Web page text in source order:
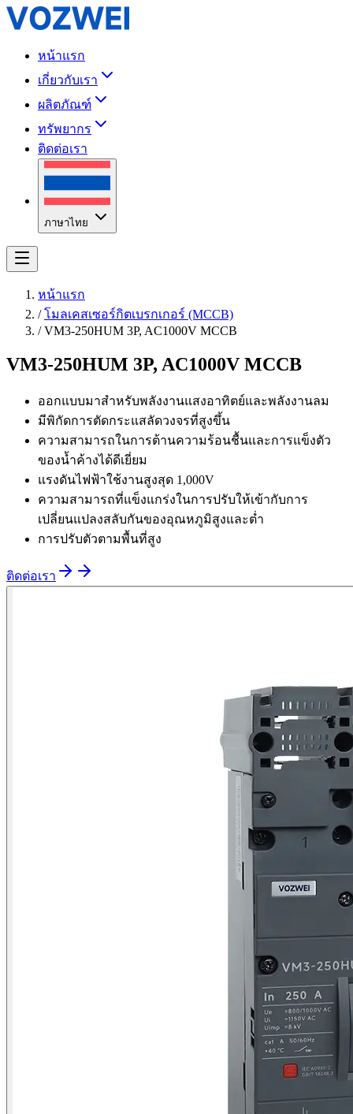
หน้าแรก
เกี่ยวกับเรา
ผลิตภัณฑ์
ทรัพยากร
ติดต่อเรา
ภาษาไทย
หน้าแรก
/โมลเคสเซอร์กิตเบรกเกอร์ (MCCB)
/VM3-250HUM 3P, AC1000V MCCB
VM3-250HUM 3P, AC1000V MCCB
ออกแบบมาสำหรับพลังงานแสงอาทิตย์และพลังงานลม
มีพิกัดการตัดกระแสลัดวงจรที่สูงขึ้น
ความสามารถในการต้านความร้อนชื้นและการแข็งตัว
ของน้ำค้างได้ดีเยี่ยม
แรงดันไฟฟ้าใช้งานสูงสุด 1,000V
ความสามารถที่แข็งแกร่งในการปรับให้เข้ากับการ
เปลี่ยนแปลงสลับกันของอุณหภูมิสูงและต่ำ
การปรับตัวตามพื้นที่สูง
ติดต่อเรา